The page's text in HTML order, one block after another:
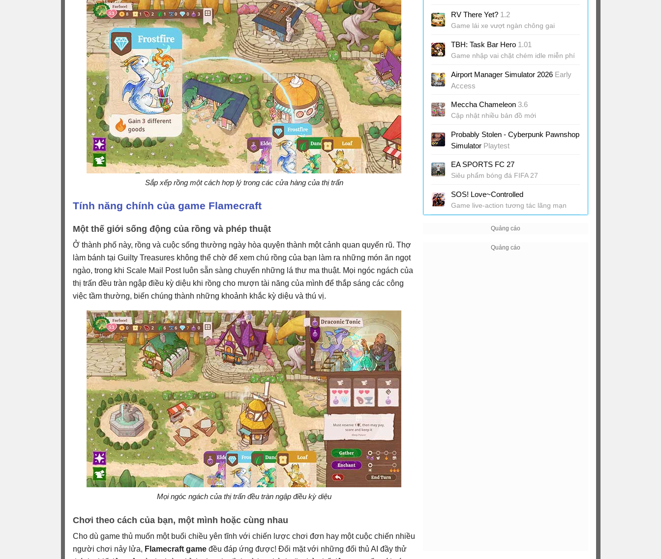
Sắp xếp rồng một cách hợp lý trong các cửa hàng của thị trấn
Tính năng chính của game Flamecraft
Một thế giới sống động của rồng và phép thuật
Ở thành phố này, rồng và cuộc sống thường ngày hòa quyện thành một cảnh quan quyến rũ. Thợ
làm bánh tại Guilty Treasures không thể chờ để xem chú rồng của bạn làm ra những món ăn ngọt
ngào, trong khi Scale Mail Post luôn sẵn sàng chuyển những lá thư ma thuật. Mọi ngóc ngách của
thị trấn đều tràn ngập điều kỳ diệu khi rồng cho mượn tài năng của mình để thắp sáng các công
việc tầm thường, biến chúng thành những khoảnh khắc kỳ diệu và thú vị.
Mọi ngóc ngách của thị trấn đều tràn ngập điều kỳ diệu
Chơi theo cách của bạn, một mình hoặc cùng nhau
Cho dù game thủ muốn một buổi chiều yên tĩnh với chiến lược chơi đơn hay một cuộc chiến nhiều
người chơi nảy lửa, Flamecraft game đều đáp ứng được! Đối mặt với những đối thủ AI đầy thử
RV There Yet? 1.2
Game lái xe vượt ngàn chông gai
TBH: Task Bar Hero 1.01
Game nhập vai chặt chém idle miễn phí
Airport Manager Simulator 2026 Early
Access
Meccha Chameleon 3.6
Cập nhật nhiều bản đồ mới
Probably Stolen - Cyberpunk Pawnshop
Simulator Playtest
Cyberpunk
EA SPORTS FC 27
Siêu phẩm bóng đá FIFA 27
SOS! Love~Controlled
Game live-action tương tác lãng mạn